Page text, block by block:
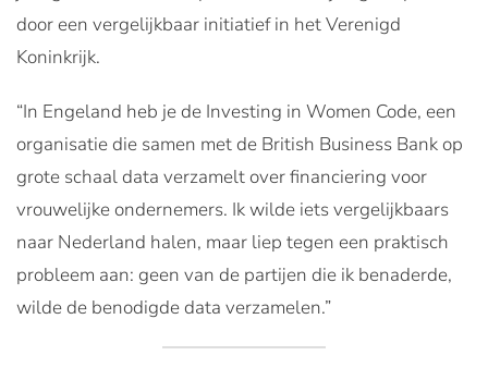
door een vergelijkbaar initiatief in het Verenigd
Koninkrijk.
“In Engeland heb je de Investing in Women Code, een
organisatie die samen met de British Business Bank op
grote schaal data verzamelt over financiering voor
vrouwelijke ondernemers. Ik wilde iets vergelijkbaars
naar Nederland halen, maar liep tegen een praktisch
probleem aan: geen van de partijen die ik benaderde,
wilde de benodigde data verzamelen.”